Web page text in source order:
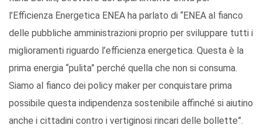
l’Efficienza Energetica ENEA ha parlato di “ENEA al fianco
delle pubbliche amministrazioni proprio per sviluppare tutti i
miglioramenti riguardo l’efficienza energetica. Questa è la
prima energia “pulita” perché quella che non si consuma.
Siamo al fianco dei policy maker per conquistare prima
possibile questa indipendenza sostenibile affinché si aiutino
anche i cittadini contro i vertiginosi rincari delle bollette”.